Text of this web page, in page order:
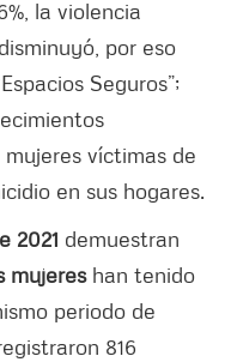
la violencia
por eso
Seguros”;
víctimas de
en sus hogares.
2021 demuestran
mujereshan tenido
periodo de
816